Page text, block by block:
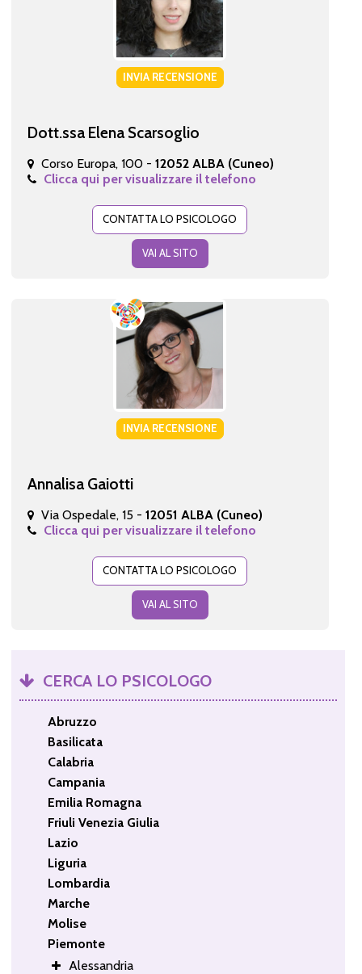
INVIA RECENSIONE
Dott.ssa Elena Scarsoglio
Corso Europa, 100 - 12052 ALBA (Cuneo)
Clicca qui per visualizzare il telefono
CONTATTA LO PSICOLOGO
VAI AL SITO
INVIA RECENSIONE
Annalisa Gaiotti
Via Ospedale, 15 - 12051 ALBA (Cuneo)
Clicca qui per visualizzare il telefono
CONTATTA LO PSICOLOGO
VAI AL SITO
CERCA LO PSICOLOGO
Abruzzo
Basilicata
Calabria
Campania
Emilia Romagna
Friuli Venezia Giulia
Lazio
Liguria
Lombardia
Marche
Molise
Piemonte
Alessandria